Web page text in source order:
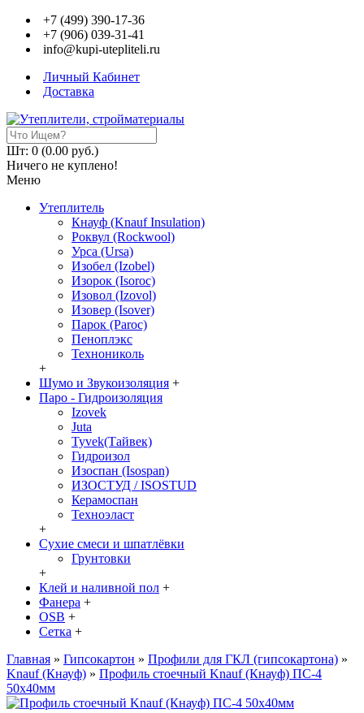
+7 (499) 390-17-36
+7 (906) 039-31-41
info@kupi-utepliteli.ru
Личный Кабинет
Доставка
Шт: 0 (0.00 руб.)
Ничего не куплено!
Меню
Утеплитель
Кнауф (Knauf Insulation)
Роквул (Rockwool)
Урса (Ursa)
Изобел (Izobel)
Изорок (Isoroc)
Изовол (Izovol)
Изовер (Isover)
Парок (Paroс)
Пеноплэкс
Технониколь
+
Шумо и Звукоизоляция +
Паро - Гидроизоляция
Izovek
Juta
Tyvek(Тайвек)
Гидроизол
Изоспан (Isospan)
ИЗОСТУД / ISOSTUD
Керамоспан
Техноэласт
+
Сухие смеси и шпатлёвки
Грунтовки
+
Клей и наливной пол +
Фанера +
OSB +
Сетка +
Главная » Гипсокартон » Профили для ГКЛ (гипсокартона) »
Knauf (Кнауф) » Профиль стоечный Knauf (Кнауф) ПС-4
50x40мм